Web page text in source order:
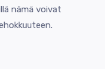
nämä voivat